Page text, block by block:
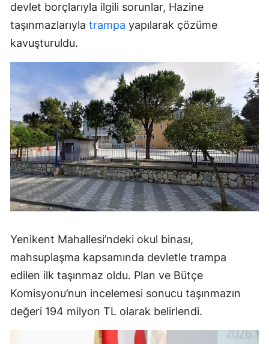
devlet borçlarıyla ilgili sorunlar, Hazine
taşınmazlarıyla trampa yapılarak çözüme
kavuşturuldu.
Yenikent Mahallesi’ndeki okul binası,
mahsuplaşma kapsamında devletle trampa
edilen ilk taşınmaz oldu. Plan ve Bütçe
Komisyonu’nun incelemesi sonucu taşınmazın
değeri 194 milyon TL olarak belirlendi.